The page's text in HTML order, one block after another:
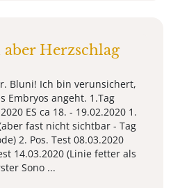
Herzschlag
Bluni! Ich bin verunsichert,
Embryos angeht. 1.Tag
ES ca 18. - 19.02.2020 1.
fast nicht sichtbar - Tag
2. Pos. Test 08.03.2020
14.03.2020 (Linie fetter als
Sono ...